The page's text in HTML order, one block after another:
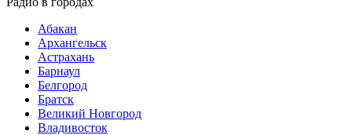
Абакан
Архангельск
Астрахань
Барнаул
Белгород
Братск
Великий Новгород
Владивосток